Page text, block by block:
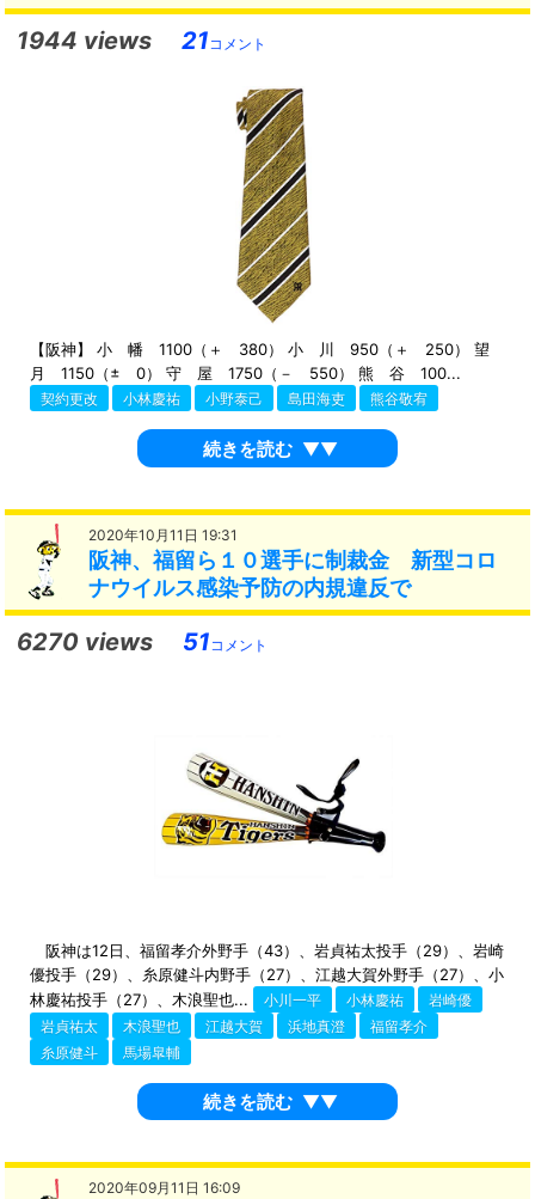
1944 views 21コメント
【阪神】 小 幡 1100（＋ 380） 小 川 950（＋ 250） 望
月 1150（± 0） 守 屋 1750（－ 550） 熊 谷 100...
契約更改 小林慶祐 小野泰己 島田海吏 熊谷敬宥
続きを読む ▼▼
2020年10月11日 19:31
阪神、福留ら１０選手に制裁金 新型コロ
ナウイルス感染予防の内規違反で
6270 views 51 コメント
阪神は12日、福留孝介外野手（43）、岩貞祐太投手（29）、岩崎
優投手（29）、糸原健斗内野手（27）、江越大賀外野手（27）、小
林慶祐投手（27）、木浪聖也...
小川一平 小林慶祐
岩崎優
岩貞祐太
木浪聖也 江越大賀 浜地真澄
福留孝介
糸原健斗
馬場皐輔
続きを読む ▼▼
2020年09月11日 16:09